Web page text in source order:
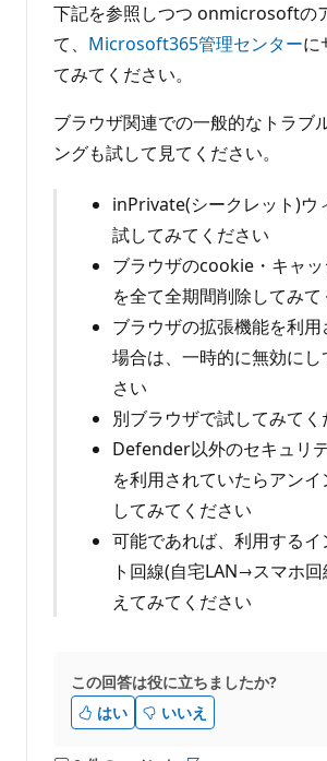
下記を参照しつつ onmicrosoftの
て、 Microsoft365管理センターに
てみてください。
ブラウザ関連での一般的なトラブ
ングも試して見てください。
inPrivate(シークレット)ウ
試してみてください
ブラウザのcookie・キャ
を全て全期間削除してみて
ブラウザの拡張機能を利用
場合は、一時的に無効に
さい
別ブラウザで試してみてく
Defender以外のセキュリ
を利用されていたらアン
してみてください
可能であれば、利用するイ
ト回線(自宅LAN→スマホ
えてみてください
この回答は役に立ちましたか?
はい
いいえ